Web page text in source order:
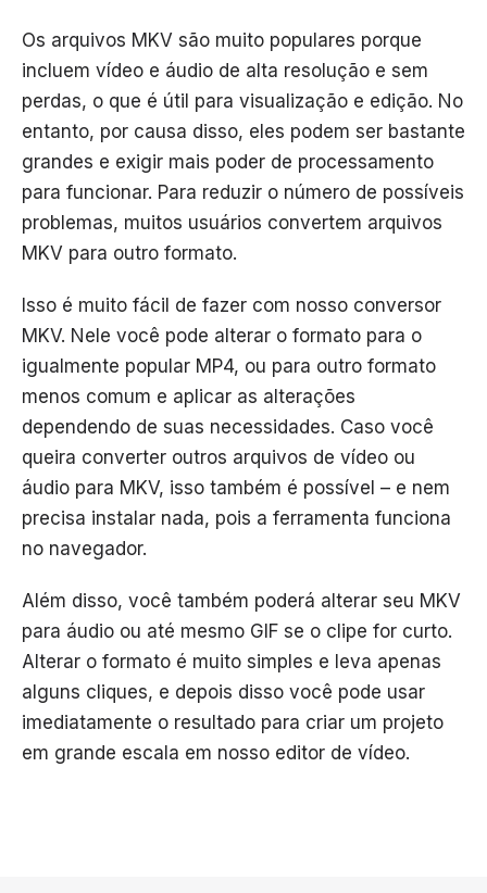
Os arquivos MKV são muito populares porque
incluem vídeo e áudio de alta resolução e sem
perdas, o que é útil para visualização e edição. No
entanto, por causa disso, eles podem ser bastante
grandes e exigir mais poder de processamento
para funcionar. Para reduzir o número de possíveis
problemas, muitos usuários convertem arquivos
MKV para outro formato.
Isso é muito fácil de fazer com nosso conversor
MKV. Nele você pode alterar o formato para o
igualmente popular MP4, ou para outro formato
menos comum e aplicar as alterações
dependendo de suas necessidades. Caso você
queira converter outros arquivos de vídeo ou
áudio para MKV, isso também é possível – e nem
precisa instalar nada, pois a ferramenta funciona
no navegador.
Além disso, você também poderá alterar seu MKV
para áudio ou até mesmo GIF se o clipe for curto.
Alterar o formato é muito simples e leva apenas
alguns cliques, e depois disso você pode usar
imediatamente o resultado para criar um projeto
em grande escala em nosso editor de vídeo.